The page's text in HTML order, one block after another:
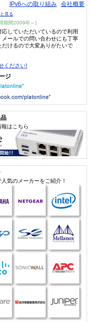
IPv6への取り組み 会社概要
見る
期間2009年～)
応していただいているので利用
メールでの問い合わせにも丁寧
だけるので大変ありがたいで
ください!
ジ
はこちら
気のメーカーをご紹介！